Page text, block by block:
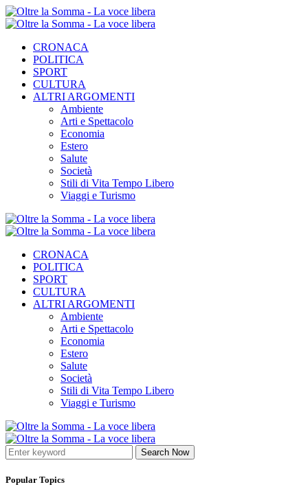
CRONACA
POLITICA
SPORT
CULTURA
ALTRI ARGOMENTI
Ambiente
Arti e Spettacolo
Economia
Estero
Salute
Società
Stili di Vita Tempo Libero
Viaggi e Turismo
CRONACA
POLITICA
SPORT
CULTURA
ALTRI ARGOMENTI
Ambiente
Arti e Spettacolo
Economia
Estero
Salute
Società
Stili di Vita Tempo Libero
Viaggi e Turismo
Search Now
Popular Topics